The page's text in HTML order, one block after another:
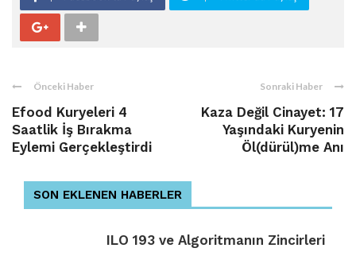
Önceki Haber
Efood Kuryeleri 4
Saatlik İş Bırakma
Eylemi Gerçekleştirdi
Sonraki Haber
Kaza Değil Cinayet: 17
Yaşındaki Kuryenin
Öl(dürül)me Anı
SON EKLENEN HABERLER
ILO 193 ve Algoritmanın Zincirleri